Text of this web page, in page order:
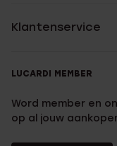
Klantenservice
LUCARDI MEMBER
Word member en
op al jouw